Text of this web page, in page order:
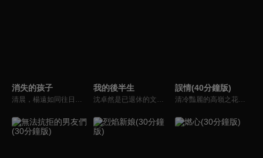
消失的孩子
清晨，楊遠如同往日般準備送兒子上學，兒子卻在樓道間離奇消失。頹廢男袁午與父親同住，過着假裝體面的雙面生活，某天卻在出租屋內突遇意外；女房東林楚萍突然匆忙搬離住所，原本平靜安穩的生活也被徹底攪亂。這些看似毫不相關的陌生人，隨着孩子的失蹤，一系列有關愛與救贖的秘密也逐漸浮出水面。
我的後半生
沈卓然是已退休的文學系教授，兒女雙全、三代同堂，髮妻去世後他在老友的鼓勵下開啟了相親之旅。善解人意的護士長因房產與他分道揚鑣；女科學家癌症復發選擇了不告而別；工會主任的強勢讓他受到心理打壓；酷似髮妻的物件提出了讓他為難的要求。不同的情感經歷給沈卓然帶來了新的成長。
誤情(40分鐘版)
清冷豔麗的高嶺之花江時淺在遭受霸淩、暴力等一系列事件後，華麗蛻變逆襲歸來，用一場精心策劃強勢開啟自己的復仇之路，最終收穫內心救贖與愛情的故事。